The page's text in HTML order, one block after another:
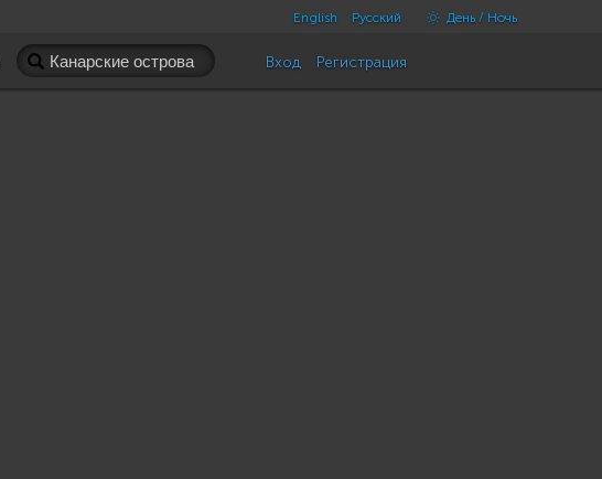
English Русский День / Ночь
Вход Регистрация